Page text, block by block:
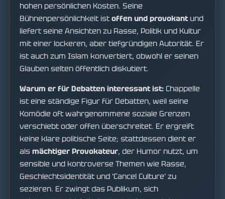
hohen persönlichen Kosten. Seine
Bühnenpersönlichkeit istoffen und provokantund
liefert seine Ansichten zu Rasse, Politik und Kultur
mit einer lockeren, aber tiefgründigen Autorität. Er
ist auch zum Islam konvertiert, obwohl er seinen
Glauben selten öffentlich diskutiert.
Warum er für Debatten interessant ist: Chappelle
ist eine ständige Figur für Debatten, weil seine
Komödie oft wahrgenommene soziale Grenzen
verschiebt oder offen überschreitet. Er ergreift
keine klare politische Seite; stattdessen dient er
als mächtiger Provokateur, der Humor nutzt, um
sensible und kontroverse Themen wie Rasse,
Geschlechtsidentität und 'Cancel Culture' zu
sezieren. Er zwingt das Publikum, sich